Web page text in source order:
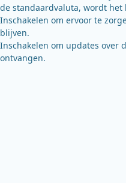
de standaardvaluta, wordt
Inschakelen om ervoor te
blijven.
Inschakelen om updates over
ontvangen.